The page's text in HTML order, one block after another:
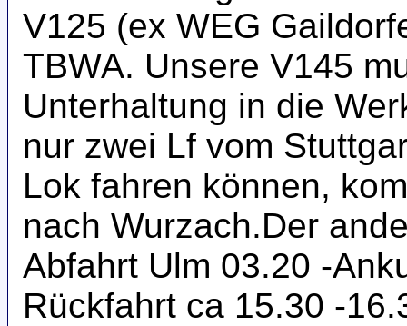
V125 (ex WEG
TBWA. Unsere V145
Unterhaltung in die
nur zwei Lf vom
Lok fahren können,
nach Wurzach.Der
Abfahrt Ulm 03.20 -
Rückfahrt ca 15.30 -